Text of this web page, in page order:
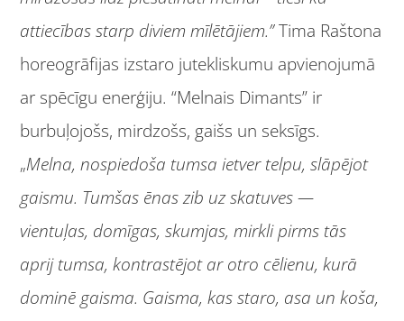
attiecības starp diviem mīlētājiem.”Tima Raštona
horeogrāfijas izstaro jutekliskumu apvienojumā
ar spēcīgu enerģiju. “Melnais Dimants” ir
burbuļojošs, mirdzošs, gaišs un seksīgs.
„Melna, nospiedoša tumsa ietver telpu, slāpējot
gaismu. Tumšas ēnas zib uz skatuves —
vientuļas, domīgas, skumjas, mirkli pirms tās
aprij tumsa, kontrastējot ar otro cēlienu, kurā
dominē gaisma. Gaisma, kas staro, asa un koša,